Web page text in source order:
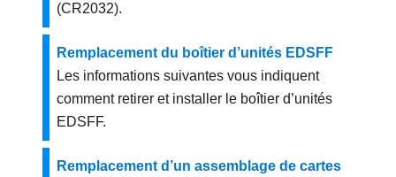
(CR2032).
Remplacement du boîtier d’unités EDSFF
Les informations suivantes vous indiquent
comment retirer et installer le boîtier d’unités
EDSFF.
Remplacement d’un assemblage de cartes